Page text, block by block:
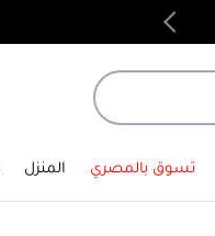
تسوق بالمصري المنزل